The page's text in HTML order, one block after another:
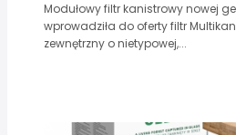
Modułowy filtr kanistrowy nowej
wprowadziła do oferty filtr
zewnętrzny o nietypowej,...